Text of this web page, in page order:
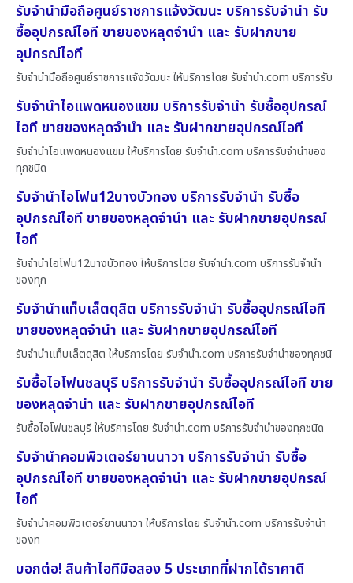
รับจำนำมือถือศูนย์ราชการแจ้งวัฒนะ บริการรับจำนำ รับ
ซื้ออุปกรณ์ไอที ขายของหลุดจำนำ และ รับฝากขาย
อุปกรณ์ไอที
รับจำนำมือถือศูนย์ราชการแจ้งวัฒนะ ให้บริการโดย รับจํานํา.com บริการรับ
รับจำนำไอแพดหนองแขม บริการรับจำนำ รับซื้ออุปกรณ์
ไอที ขายของหลุดจำนำ และ รับฝากขายอุปกรณ์ไอที
รับจำนำไอแพดหนองแขม ให้บริการโดย รับจํานํา.com บริการรับจำนำของ
ทุกชนิด
รับจำนำไอโฟน12บางบัวทอง บริการรับจำนำ รับซื้อ
อุปกรณ์ไอที ขายของหลุดจำนำ และ รับฝากขายอุปกรณ์
ไอที
รับจำนำไอโฟน12บางบัวทอง ให้บริการโดย รับจํานํา.com บริการรับจำนำ
ของทุก
รับจำนำแท็บเล็ตดุสิต บริการรับจำนำ รับซื้ออุปกรณ์ไอที
ขายของหลุดจำนำ และ รับฝากขายอุปกรณ์ไอที
รับจำนำแท็บเล็ตดุสิต ให้บริการโดย รับจํานํา.com บริการรับจำนำของทุกชนิ
รับซื้อไอโฟนชลบุรี บริการรับจำนำ รับซื้ออุปกรณ์ไอที ขาย
ของหลุดจำนำ และ รับฝากขายอุปกรณ์ไอที
รับซื้อไอโฟนชลบุรี ให้บริการโดย รับจํานํา.com บริการรับจำนำของทุกชนิด
รับจำนำคอมพิวเตอร์ยานนาวา บริการรับจำนำ รับซื้อ
อุปกรณ์ไอที ขายของหลุดจำนำ และ รับฝากขายอุปกรณ์
ไอที
รับจำนำคอมพิวเตอร์ยานนาวา ให้บริการโดย รับจํานํา.com บริการรับจำนำ
ของท
บอกต่อ! สินค้าไอทีมือสอง 5 ประเภทที่ฝากได้ราคาดี